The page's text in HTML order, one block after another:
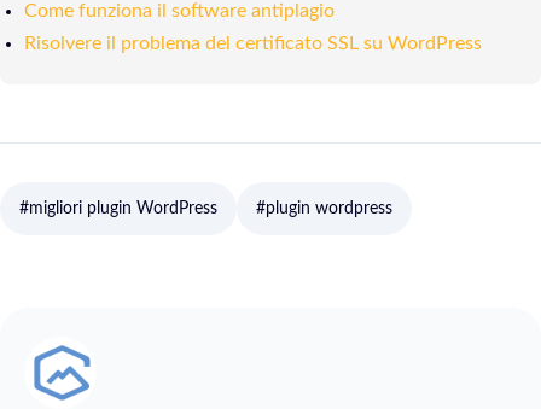
Come funziona il software antiplagio
Risolvere il problema del certificato SSL su WordPress
#migliori plugin WordPress #plugin wordpress